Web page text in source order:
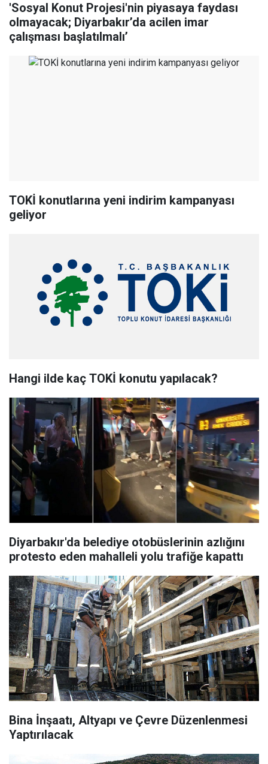
'Sosyal Konut Projesi'nin piyasaya faydası
olmayacak; Diyarbakır’da acilen imar
çalışması başlatılmalı’
TOKİ konutlarına yeni indirim kampanyası
geliyor
Hangi ilde kaç TOKİ konutu yapılacak?
Diyarbakır'da belediye otobüslerinin azlığını
protesto eden mahalleli yolu trafiğe kapattı
Bina İnşaatı, Altyapı ve Çevre Düzenlenmesi
Yaptırılacak